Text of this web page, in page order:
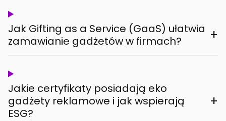
Jak Gifting as a Service (GaaS) ułatwia
zamawianie gadżetów w firmach?
+
Jakie certyfikaty posiadają eko
gadżety reklamowe i jak wspierają
ESG?
+